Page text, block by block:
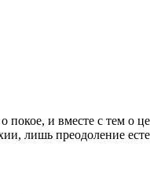
и вместе с тем о
лишь преодоление